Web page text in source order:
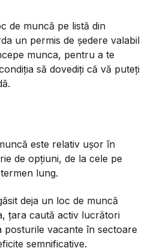
de muncă pe listă din
un permis de ședere valabil
munca, pentru a te
să dovediți că vă puteți
este relativ ușor în
de opțiuni, de la cele pe
lung.
deja un loc de muncă
țara caută activ lucrători
vacante în sectoare
semnificative.